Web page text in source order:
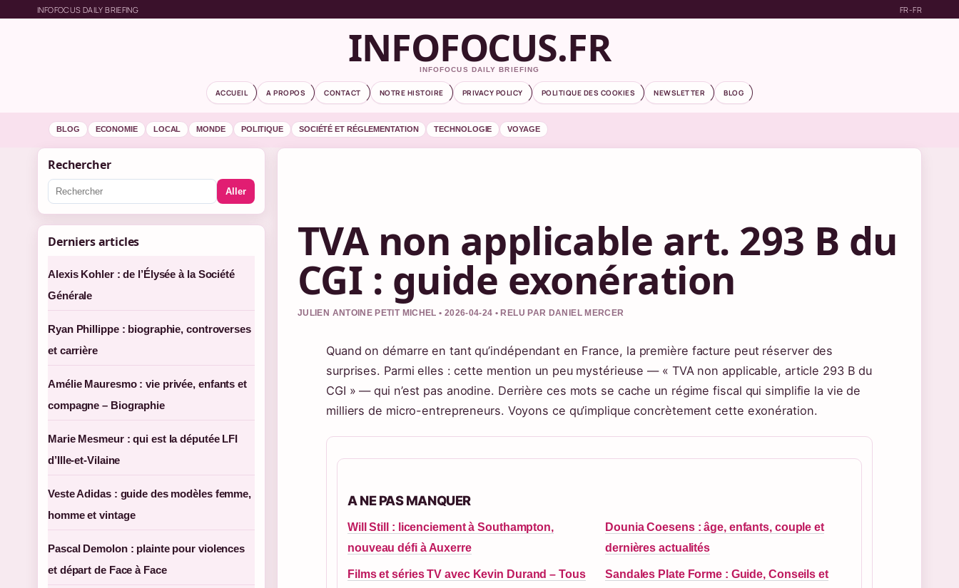
INFOFOCUS DAILY BRIEFING FR-FR
INFOFOCUS.FR
INFOFOCUS DAILY BRIEFING
ACCUEIL A PROPOS CONTACT NOTRE HISTOIRE PRIVACY POLICY POLITIQUE DES COOKIES NEWSLETTER BLOG
BLOG ECONOMIE LOCAL MONDE POLITIQUE SOCIÉTÉ ET RÉGLEMENTATION TECHNOLOGIE VOYAGE
TVA non applicable art. 293 B du
CGI : guide exonération
JULIEN ANTOINE PETIT MICHEL • 2026-04-24 • RELU PAR DANIEL MERCER
Quand on démarre en tant qu’indépendant en France, la première facture peut réserver des
surprises. Parmi elles : cette mention un peu mystérieuse — « TVA non applicable, article 293 B du
CGI » — qui n’est pas anodine. Derrière ces mots se cache un régime fiscal qui simplifie la vie de
milliers de micro-entrepreneurs. Voyons ce qu’implique concrètement cette exonération.
A NE PAS MANQUER
Will Still : licenciement à Southampton,
nouveau défi à Auxerre
Dounia Coesens : âge, enfants, couple et
dernières actualités
Films et séries TV avec Kevin Durand – Tous
Sandales Plate Forme : Guide, Conseils et
Rechercher
Aller
Derniers articles
Alexis Kohler : de l’Élysée à la Société
Générale
Ryan Phillippe : biographie, controverses
et carrière
Amélie Mauresmo : vie privée, enfants et
compagne – Biographie
Marie Mesmeur : qui est la députée LFI
d’Ille-et-Vilaine
Veste Adidas : guide des modèles femme,
homme et vintage
Pascal Demolon : plainte pour violences
et départ de Face à Face